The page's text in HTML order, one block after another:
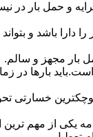
و حمل بار در
باشد و
بار مجهز و سالم.
بارها در
خسارتی
نامه یکی از